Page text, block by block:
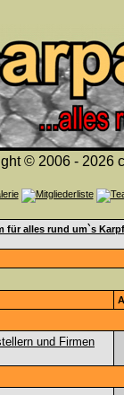
© 2006 - 2026
für alles rund um`s
und Firmen